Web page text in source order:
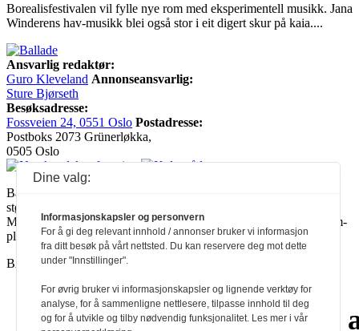
Borealisfestivalen vil fylle nye rom med eksperimentell musikk. Jana
Winderens hav-musikk blei også stor i eit digert skur på kaia....
Ansvarlig redaktør:
Guro Kleveland Annonseansvarlig:
Sture Bjørseth
Besøksadresse:
Fossveien 24, 0551 Oslo Postadresse:
Postboks 2073 Grünerløkka,
0505 Oslo
Ballade mottar tilskudd fra Norsk kulturråd, i tillegg til økonomisk
støtte fra eierne NOPA, Norsk komponistforening og
Musikkforleggerne. Ballade drives etter Redaktør- og Vær Varsom-
plakaten.
BALLADE — NORGES MUSIKKMAGASIN
aa aaa a a
Dine valg:
Informasjonskapsler og personvern
For å gi deg relevant innhold / annonser bruker vi informasjon
fra ditt besøk på vårt nettsted. Du kan reservere deg mot dette
under "Innstillinger".
For øvrig bruker vi informasjonskapsler og lignende verktøy for
analyse, for å sammenligne nettlesere, tilpasse innhold til deg
og for å utvikle og tilby nødvendig funksjonalitet. Les mer i vår